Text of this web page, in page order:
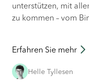
unterstützen, mit
zu kommen – vom
Verwendung einer
werden Sie Ihrem
dabei helfen wollen,
Erfahren Sie mehr
Helle Tyllesen